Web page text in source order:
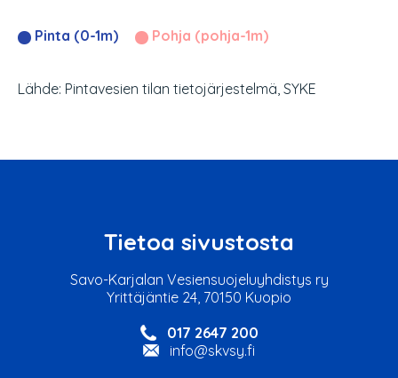
Pinta (0-1m) Pohja (pohja-1m)
Lähde: Pintavesien tilan tietojärjestelmä, SYKE
Tietoa sivustosta
Savo-Karjalan Vesiensuojeluyhdistys ry
Yrittäjäntie 24, 70150 Kuopio
017 2647 200
info@skvsy.fi